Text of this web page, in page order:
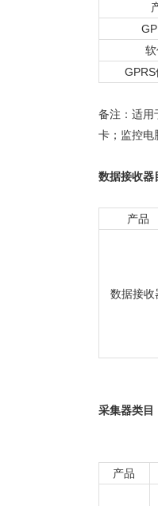
备注：适用
卡；监控电
数据接收器
产品
数据接收
采集器类目
产品